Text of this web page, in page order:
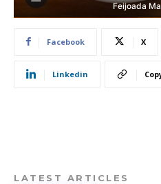
Feijoada
Facebook X
Linkedin
LATEST ARTICLES